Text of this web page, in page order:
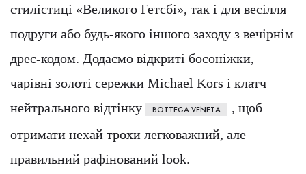
стилістиці «Великого Гетсбі», так і для весілля
подруги або будь-якого іншого заходу з вечірнім
дрес-кодом. Додаємо відкриті босоніжки,
чарівні золоті сережки Michael Kors і клатч
нейтрального відтінку
BOTTEGA VENETA
, щоб
отримати нехай трохи легковажний, але
правильний рафінований look.